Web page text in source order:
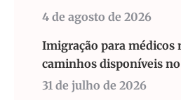
4 de agosto de 2026
Imigração para médicos
caminhos disponíveis
31 de julho de 2026